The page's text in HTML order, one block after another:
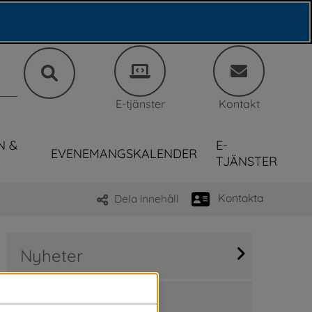
E-tjänster Kontakt
&
EVENEMANGSKALENDER
E-
TJÄNSTER
Dela innehåll Kontakta
Nyheter
Sök